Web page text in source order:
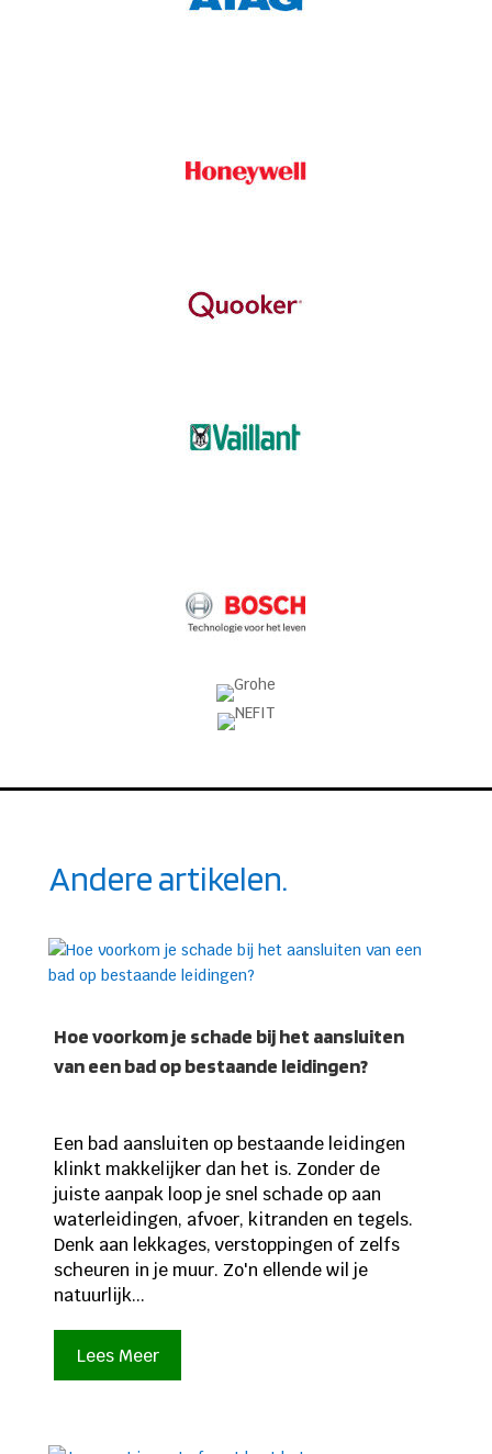
Andere artikelen.
Hoe voorkom je schade bij het aansluiten
van een bad op bestaande leidingen?
Een bad aansluiten op bestaande leidingen
klinkt makkelijker dan het is. Zonder de
juiste aanpak loop je snel schade op aan
waterleidingen, afvoer, kitranden en tegels.
Denk aan lekkages, verstoppingen of zelfs
scheuren in je muur. Zo'n ellende wil je
natuurlijk...
Lees Meer